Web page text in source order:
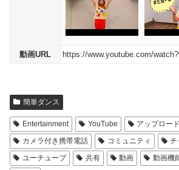
動画URL https://www.youtube.com/
簡単ダンス
Entertainment YouTube
アップロード
カメラ付き携帯電話
コミュニティ チ
ユーチューブ
共有 動画
動画機